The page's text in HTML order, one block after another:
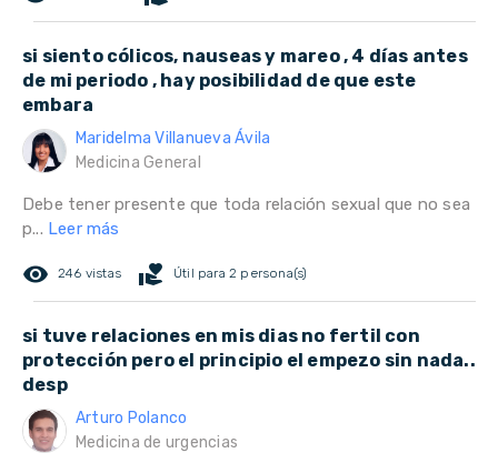
si siento cólicos, nauseas y mareo , 4 días antes
de mi periodo , hay posibilidad de que este
embara
Maridelma Villanueva Ávila
Medicina General
Debe tener presente que toda relación sexual que no sea
p... Leer más
remove_red_eye 246 vistas volunteer_activism Útil para 2 persona(s)
si tuve relaciones en mis dias no fertil con
protección pero el principio el empezo sin nada..
desp
Arturo Polanco
Medicina de urgencias